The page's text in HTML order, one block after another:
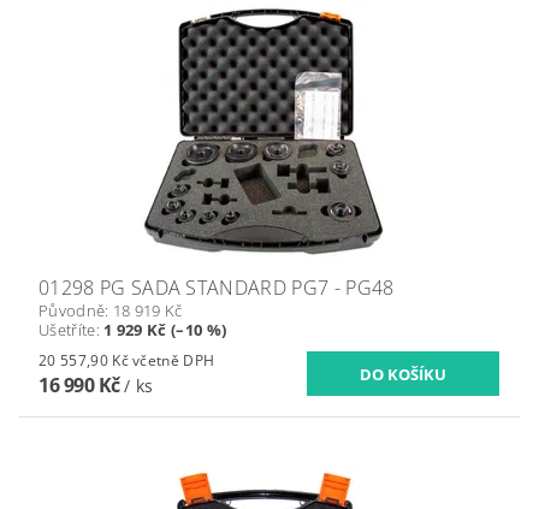
01298 PG SADA STANDARD PG7 - PG48
Původně: 18 919 Kč
Ušetříte: 1 929 Kč (–10 %)
20 557,90 Kč včetně DPH
16 990 Kč/ ks